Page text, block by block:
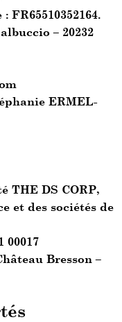
– 20232
ERMEL-
THE DS CORP,
et des sociétés de
00017
Bresson –